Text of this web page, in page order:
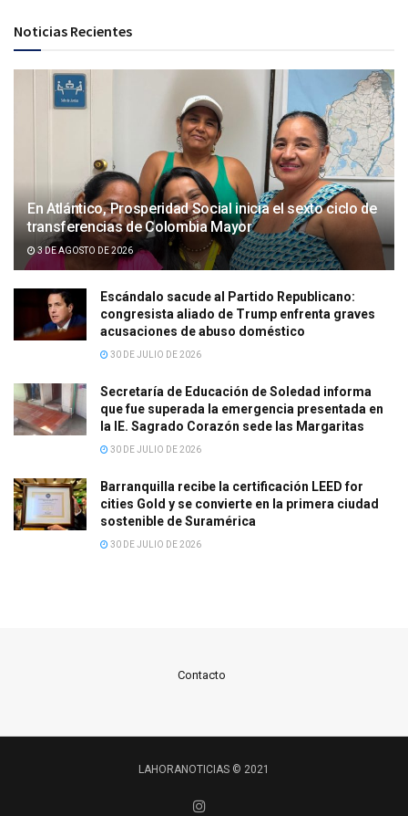
Noticias Recientes
En Atlántico, Prosperidad Social inicia el sexto ciclo de
transferencias de Colombia Mayor
3 DE AGOSTO DE 2026
Escándalo sacude al Partido Republicano:
congresista aliado de Trump enfrenta graves
acusaciones de abuso doméstico
30 DE JULIO DE 2026
Secretaría de Educación de Soledad informa
que fue superada la emergencia presentada en
la IE. Sagrado Corazón sede las Margaritas
30 DE JULIO DE 2026
Barranquilla recibe la certificación LEED for
cities Gold y se convierte en la primera ciudad
sostenible de Suramérica
30 DE JULIO DE 2026
Contacto
LAHORANOTICIAS © 2021